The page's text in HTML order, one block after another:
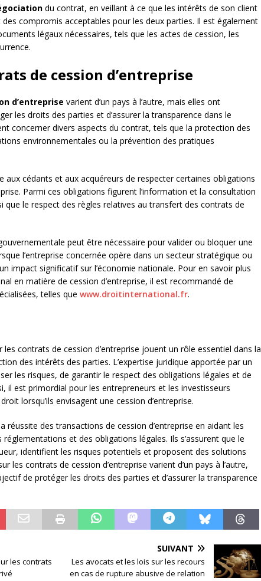
du contrat, en veillant à ce que les intérêts de son client
compromis acceptables pour les deux parties. Il est également
légaux nécessaires, tels que les actes de cession, les
de cession d’entreprise
d’entreprise varient d’un pays à l’autre, mais elles ont
les droits des parties et d’assurer la transparence dans le
concerner divers aspects du contrat, tels que la protection des
environnementales ou la prévention des pratiques
aux cédants et aux acquéreurs de respecter certaines obligations
Parmi ces obligations figurent l’information et la consultation
que le respect des règles relatives au transfert des contrats de
peut être nécessaire pour valider ou bloquer une
l’entreprise concernée opère dans un secteur stratégique ou
impact significatif sur l’économie nationale. Pour en savoir plus
en matière de cession d’entreprise, il est recommandé de
telles que www.droitinternational.fr.
contrats de cession d’entreprise jouent un rôle essentiel dans la
des intérêts des parties. L’expertise juridique apportée par un
les risques, de garantir le respect des obligations légales et de
il est primordial pour les entrepreneurs et les investisseurs
lorsqu’ils envisagent une cession d’entreprise.
réussite des transactions de cession d’entreprise en aidant les
et des obligations légales. Ils s’assurent que le
identifient les risques potentiels et proposent des solutions
les contrats de cession d’entreprise varient d’un pays à l’autre,
de protéger les droits des parties et d’assurer la transparence
les contrats
SUIVANT
Les avocats et les lois sur les recours
en cas de rupture abusive de relation